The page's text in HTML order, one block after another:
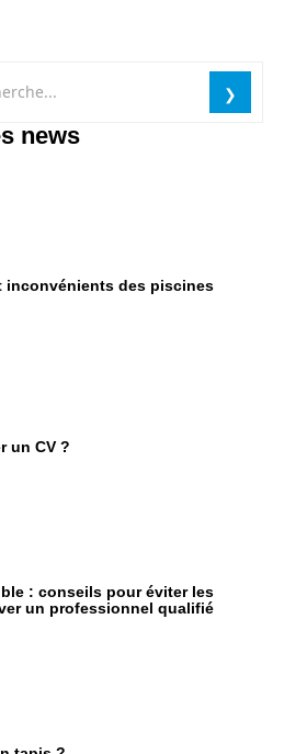
news
inconvénients des piscines
un CV ?
: conseils pour éviter les
un professionnel qualifié